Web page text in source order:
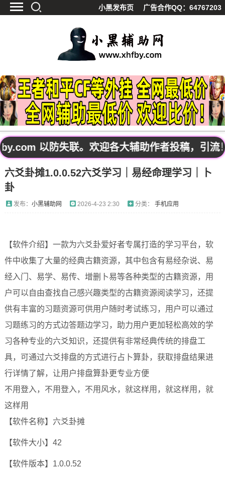
小黑发布页 广告合作QQ：64767203
精品软件
源码分享
资源宝库
影视解析
站内公告
以防失联。欢迎各大辅助作者投稿，引流！
六爻卦摊1.0.0.52六爻学习｜易经命理学习｜卜
卦
发布： 小黑辅助网 2026-4-23 2:30 分类： 手机应用
【软件介绍】一款为六爻卦爱好者专属打造的学习平台，软
件中收集了大量的经典古籍资源，其中包含有易经杂说、易
经入门、易学、易传、增删卜易等各种类型的古籍资源，用
户可以自由查找自己感兴趣类型的古籍资源阅读学习，还提
供有丰富的习题资源可供用户随时考试练习，用户可以通过
习题练习的方式边答题边学习，助力用户更加轻松高效的学
习各种专业的六爻知识，还提供有非常经典传统的排盘工
具，可通过六爻排盘的方式进行占卜算卦，获取排盘结果进
行详情了解，让用户排盘算卦更专业方便
不用登入，不用登入，不用风水，就这样用，就这样用，就
这样用
【软件名称】六爻卦摊
【软件大小】42
【软件版本】1.0.0.52